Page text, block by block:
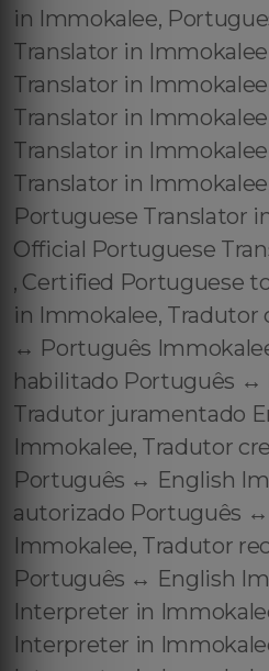
in Immokalee,
Translator in
Translator in
Translator in
Translator in
Translator in
Portuguese Translator
Official Portuguese
, Certified Portuguese
in Immokalee, Tradutor
↔️ Português
habilitado Português ↔️
Tradutor juramentado
Immokalee, Tradutor
Português ↔️ English
autorizado Português
Immokalee, Tradutor
Português ↔️ English
Interpreter in
Interpreter in